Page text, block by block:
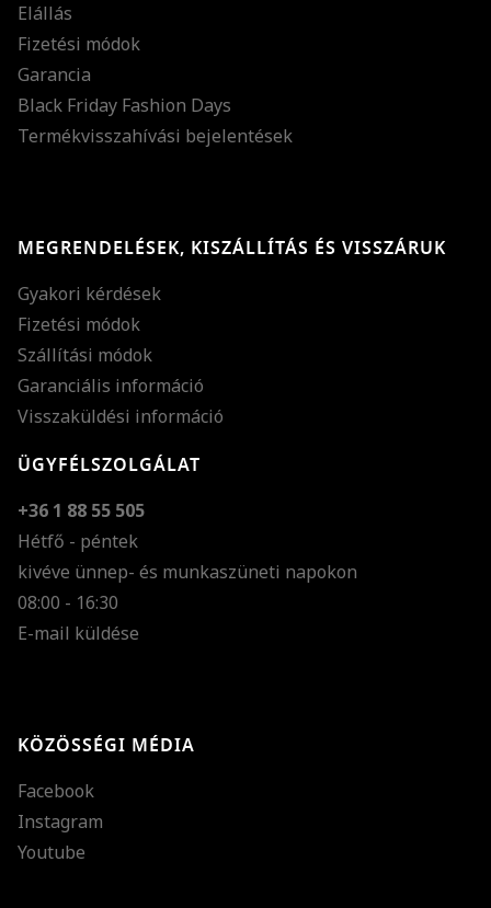
Elállás
Fizetési módok
Garancia
Black Friday Fashion Days
Termékvisszahívási bejelentések
MEGRENDELÉSEK, KISZÁLLÍTÁS ÉS VISSZÁRUK
Gyakori kérdések
Fizetési módok
Szállítási módok
Garanciális információ
Visszaküldési információ
ÜGYFÉLSZOLGÁLAT
+36 1 88 55 505
Hétfő - péntek
kivéve ünnep- és munkaszüneti napokon
08:00 - 16:30
E-mail küldése
KÖZÖSSÉGI MÉDIA
Facebook
Instagram
Youtube